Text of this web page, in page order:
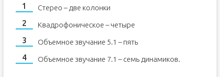
Стерео – две колонки
Квадрофоническое – четыре
Объемное звучание 5.1 – пять
Объемное звучание 7.1 – семь динамиков.